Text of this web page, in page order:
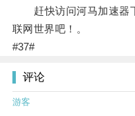
赶快访问河马加速器
联网世界吧！。
#37#
评论
游客